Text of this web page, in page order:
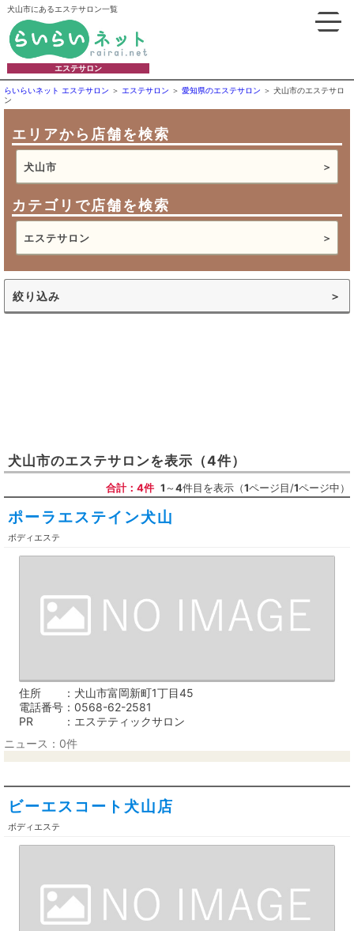
犬山市にあるエステサロン一覧
エステサロン
らいらいネット エステサロン エステサロン 愛知県のエステサロン
犬山市のエステサロ
ン
エリアから店舗を検索
犬山市
カテゴリで店舗を検索
エステサロン
絞り込み
犬山市のエステサロンを表示 （4件）
合計：4件 1～4件目を表示（1ページ目/1ページ中）
ポーラエステイン犬山
ボディエステ
住所
犬山市富岡新町1丁目45
電話番号
0568-62-2581
PR
エステティックサロン
ニュース：0件
ビーエスコート犬山店
ボディエステ